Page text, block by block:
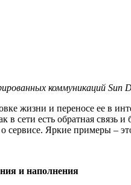
коммуникаций Sun
жизни и переносе ее в
в сети есть обратная
сервисе. Яркие примеры –
и наполнения